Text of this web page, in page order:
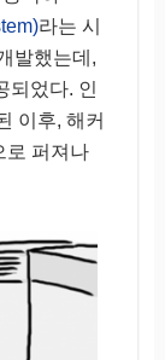
라는 시
발했는데,
되었다. 인
이후, 해커
로 퍼져나